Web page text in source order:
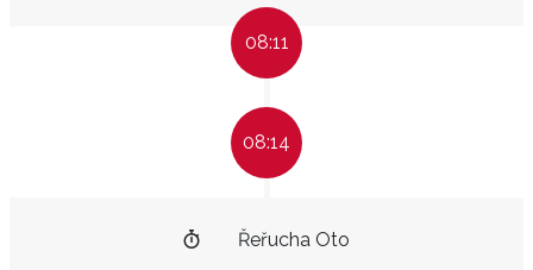
08:11
08:14
Řeřucha Oto